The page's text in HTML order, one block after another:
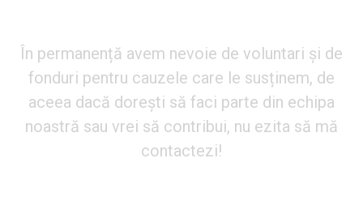
În permanență avem nevoie de voluntari și de
fonduri pentru cauzele care le susținem, de
aceea dacă dorești să faci parte din echipa
noastră sau vrei să contribui, nu ezita să mă
contactezi!